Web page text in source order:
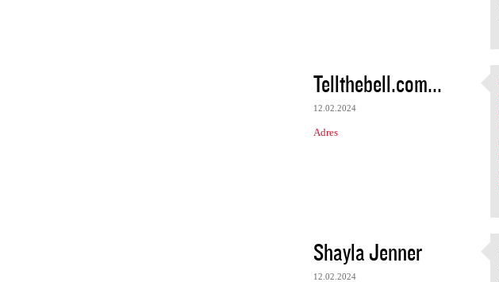
Tellthebell.com...
12.02.2024
Adres
Shayla Jenner
12.02.2024